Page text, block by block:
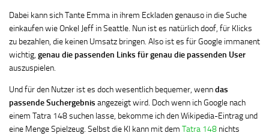
Dabei kann sich Tante Emma in ihrem Eckladen genauso in die Suche
einkaufen wie Onkel Jeff in Seattle. Nun ist es natürlich doof, für Klicks
zu bezahlen, die keinen Umsatz bringen. Also ist es für Google immanent
wichtig, genau die passenden Links für genau die passenden User
auszuspielen.
Und für den Nutzer ist es doch wesentlich bequemer, wenndas
passende Suchergebnis angezeigt wird. Doch wenn ich Google nach
einem Tatra 148 suchen lasse, bekomme ich den Wikipedia-Eintrag und
eine Menge Spielzeug. Selbst die KI kann mit dem Tatra 148 nichts